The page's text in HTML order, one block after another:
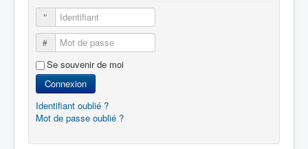
Identifiant
Mot de passe
Se souvenir de moi
Connexion
Identifiant oublié ?
Mot de passe oublié ?